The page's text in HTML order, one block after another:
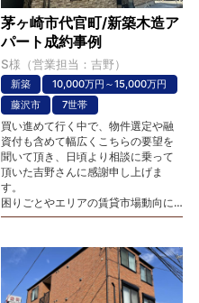
茅ヶ崎市代官町/新築木造ア
パート成約事例
S様（営業担当：吉野）
新築
10,000万円～15,000万円
藤沢市
7世帯
買い進めて行く中で、物件選定や融
資付も含めて幅広くこちらの要望を
聞いて頂き、日頃より相談に乗って
頂いた吉野さんに感謝申し上げま
す。
困りごとやエリアの賃貸市場動向に
ついてもご担当者と会話で情報提供
個人的な印象ですが、貴社スタッフ
は基本的に誠実な方が多く（ごまか
しや嘘を付く方はおらず）信用して
います。